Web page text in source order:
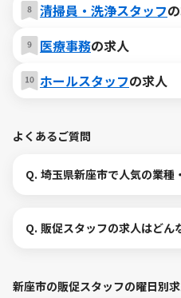
清掃員・洗浄スタッフ
医療事務の求人
ホールスタッフの求人
よくあるご質問
Q. 埼玉県新座市で人気の業種
Q. 販促スタッフの求人はどん
新座市の販促スタッフの曜日別